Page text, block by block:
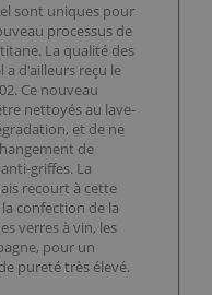
sont uniques pour
processus de
La qualité des
a d'ailleurs reçu le
Ce nouveau
nettoyés au lave-
et de ne
de
griffes. La
recourt à cette
confection de la
verres à vin, les
pour un
pureté très élevé.